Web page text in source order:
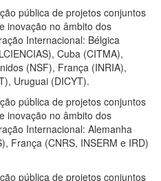
pública de projetos conjuntos
inovação no âmbito dos
Internacional: Bélgica
Cuba (CITMA),
(NSF), França (INRIA),
Uruguai (DICYT).
pública de projetos conjuntos
inovação no âmbito dos
Internacional: Alemanha
França (CNRS, INSERM e IRD)
pública de projetos conjuntos